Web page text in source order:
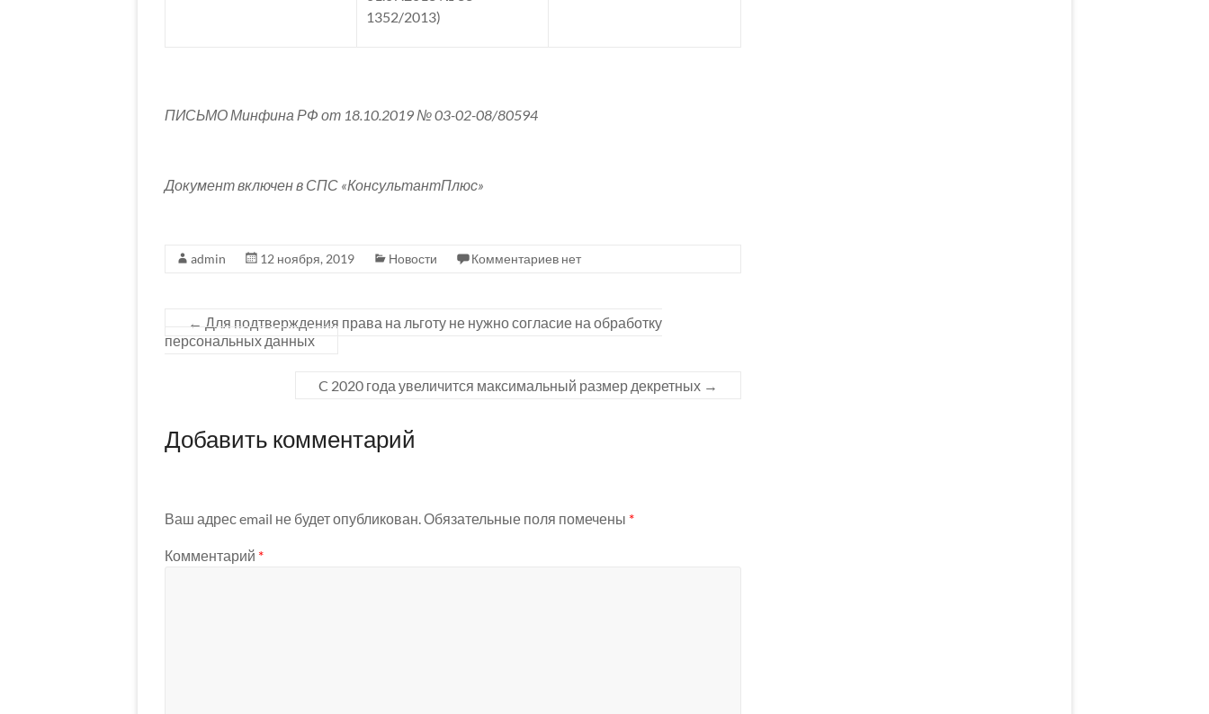
1352/2013)
ПИСЬМО Минфина РФ от 18.10.2019 № 03-02-08/80594
Документ включен в СПС «КонсультантПлюс»
admin 12 ноября, 2019 Новости Комментариев нет
← Для подтверждения права на льготу не нужно согласие на обработку
персональных данных
C 2020 года увеличится максимальный размер декретных →
Добавить комментарий
Ваш адрес email не будет опубликован. Обязательные поля помечены *
Комментарий *